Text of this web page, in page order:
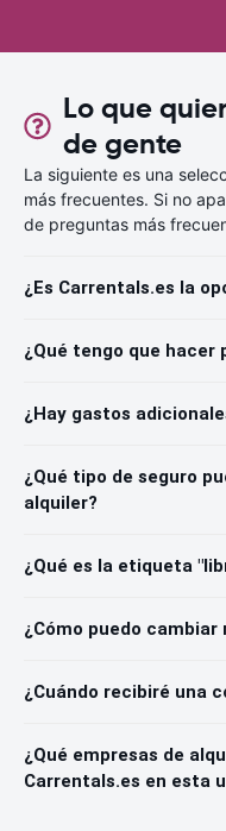
Lo que
de gente
La siguiente es una
más frecuentes. Si no
de preguntas más
¿Es Carrentals.es la
¿Qué tengo que hacer
¿Hay gastos
¿Qué tipo de seguro
alquiler?
¿Qué es la etiqueta
¿Cómo puedo
¿Cuándo recibiré una
¿Qué empresas de
Carrentals.es en esta